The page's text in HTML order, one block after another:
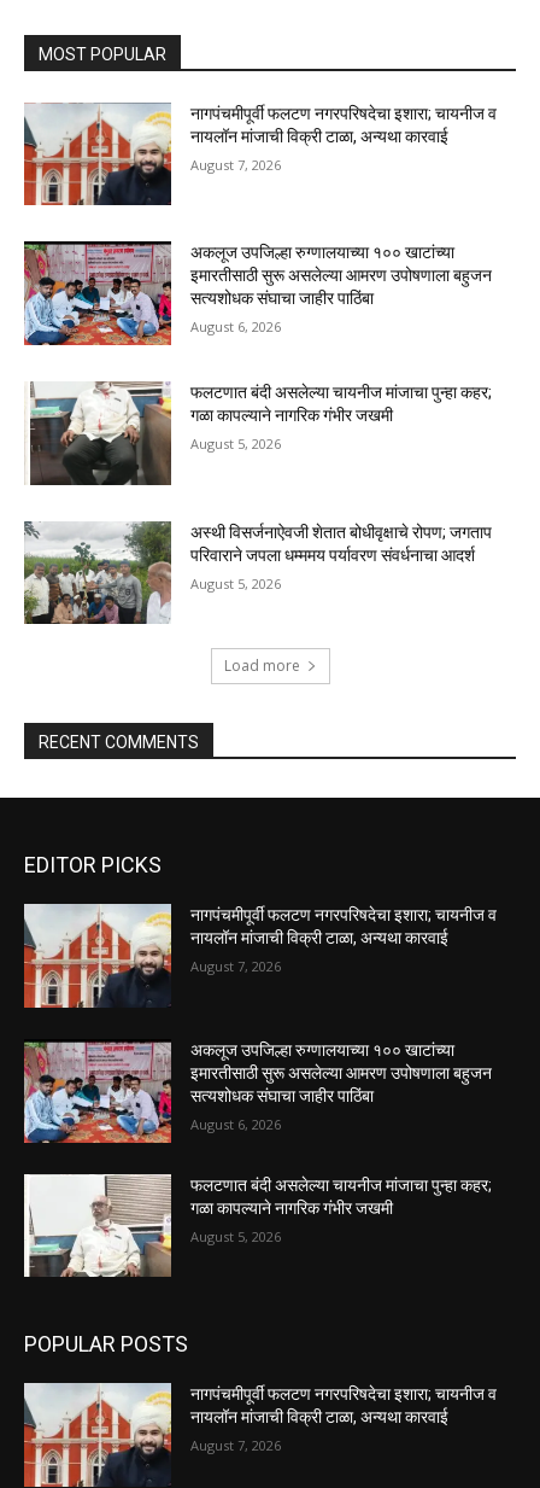
MOST POPULAR
नागपंचमीपूर्वी फलटण नगरपरिषदेचा इशारा; चायनीज व
नायलॉन मांजाची विक्री टाळा, अन्यथा कारवाई
August 7, 2026
अकलूज उपजिल्हा रुग्णालयाच्या १०० खाटांच्या
इमारतीसाठी सुरू असलेल्या आमरण उपोषणाला बहुजन
सत्यशोधक संघाचा जाहीर पाठिंबा
August 6, 2026
फलटणात बंदी असलेल्या चायनीज मांजाचा पुन्हा कहर;
गळा कापल्याने नागरिक गंभीर जखमी
August 5, 2026
अस्थी विसर्जनाऐवजी शेतात बोधीवृक्षाचे रोपण; जगताप
परिवाराने जपला धम्ममय पर्यावरण संवर्धनाचा आदर्श
August 5, 2026
Load more
RECENT COMMENTS
EDITOR PICKS
नागपंचमीपूर्वी फलटण नगरपरिषदेचा इशारा; चायनीज व
नायलॉन मांजाची विक्री टाळा, अन्यथा कारवाई
August 7, 2026
अकलूज उपजिल्हा रुग्णालयाच्या १०० खाटांच्या
इमारतीसाठी सुरू असलेल्या आमरण उपोषणाला बहुजन
सत्यशोधक संघाचा जाहीर पाठिंबा
August 6, 2026
फलटणात बंदी असलेल्या चायनीज मांजाचा पुन्हा कहर;
गळा कापल्याने नागरिक गंभीर जखमी
August 5, 2026
POPULAR POSTS
नागपंचमीपूर्वी फलटण नगरपरिषदेचा इशारा; चायनीज व
नायलॉन मांजाची विक्री टाळा, अन्यथा कारवाई
August 7, 2026